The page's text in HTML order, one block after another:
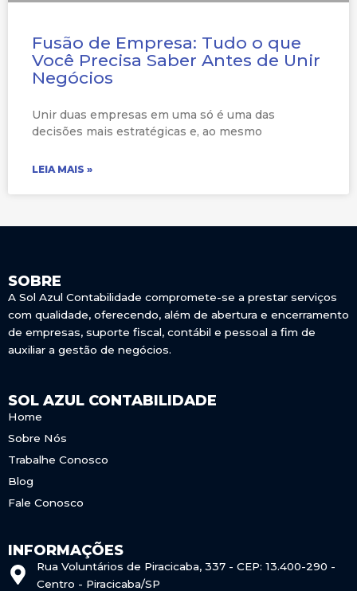
Fusão de Empresa: Tudo o que
Você Precisa Saber Antes de Unir
Negócios
Unir duas empresas em uma só é uma das
decisões mais estratégicas e, ao mesmo
LEIA MAIS »
SOBRE
A Sol Azul Contabilidade compromete-se a prestar serviços
com qualidade, oferecendo, além de abertura e encerramento
de empresas, suporte fiscal, contábil e pessoal a fim de
auxiliar a gestão de negócios.
SOL AZUL CONTABILIDADE
Home
Sobre Nós
Trabalhe Conosco
Blog
Fale Conosco
INFORMAÇÕES
Rua Voluntários de Piracicaba, 337 - CEP: 13.400-290 -
Centro - Piracicaba/SP